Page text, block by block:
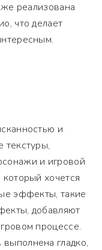
реализована
что делает
и
текстуры,
и игровой
хочется
эффекты, такие
добавляют
процессе.
гладко,